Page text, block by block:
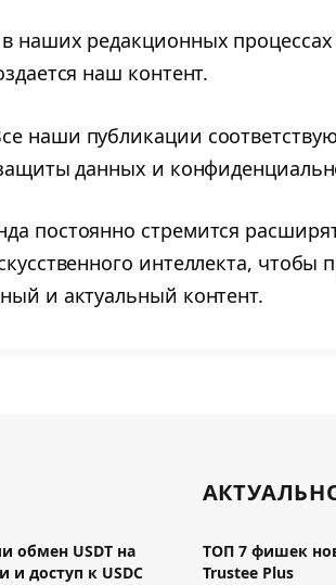
наших редакционных
наш контент.
наши публикации
данных и
постоянно стремится
интеллекта, чтобы
и актуальный контент.
обмен USDT на
и доступ к USDC
ТОП 7 фишек
Trustee Plus